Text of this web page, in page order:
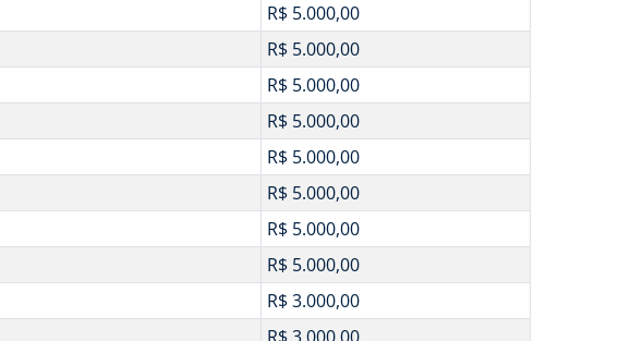
R$ 5.000,00
R$ 5.000,00
R$ 5.000,00
R$ 5.000,00
R$ 5.000,00
R$ 5.000,00
R$ 5.000,00
R$ 5.000,00
R$ 3.000,00